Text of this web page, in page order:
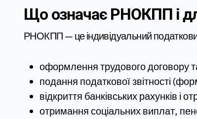
Що означає РНОКПП і
РНОКПП — це індивідуальний
оформлення трудового договору
подання податкової звітності
відкриття банківських рахунків і
отримання соціальних виплат,